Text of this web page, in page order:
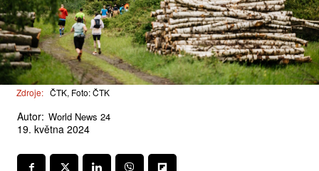
Zdroje: ČTK, Foto: ČTK
Autor: World News 24
19. května 2024